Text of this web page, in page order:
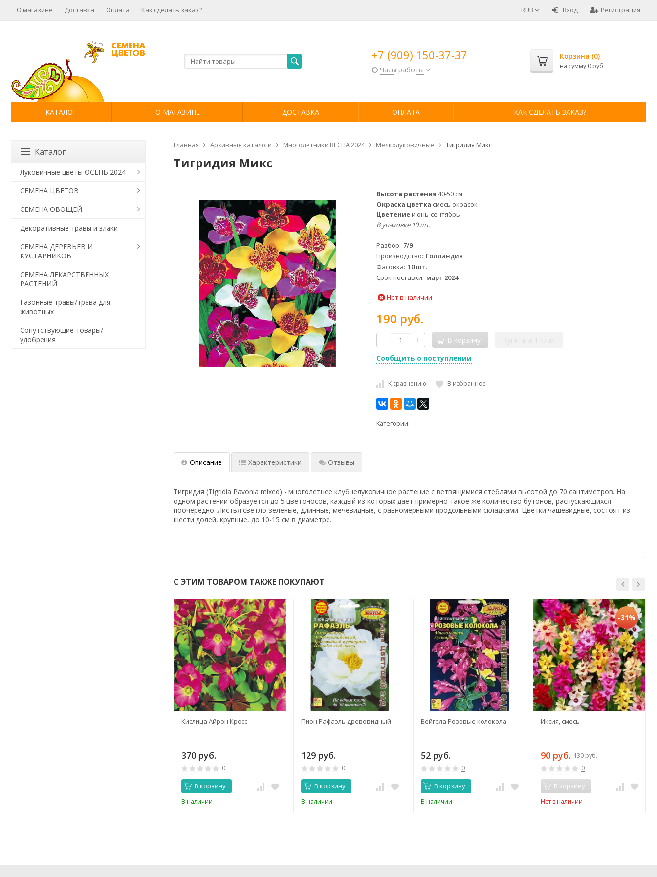
RUB Вход Регистрация
О магазине Доставка Оплата Как сделать заказ?
+7 (909) 150-37-37
Часы работы
Корзина (0)
на сумму 0 руб.
КАТАЛОГ О МАГАЗИНЕ ДОСТАВКА ОПЛАТА КАК СДЕЛАТЬ ЗАКАЗ?
Главная Архивные каталоги Многолетники ВЕСНА 2024 Мелколуковичные Тигридия Микс
Тигридия Микс
Высота растения 40-50 см
Окраска цветка смесь окрасок
Цветениеиюнь-сентябрь
В упаковке 10 шт.
Разбор 7/9
Производство Голландия
Фасовка 10 шт.
Срок поставки март 2024
Нет в наличии
190 руб.
- + В корзину
Сообщить о поступлении
К сравнению В избранное
Категории:
Описание Характеристики Отзывы
Тигридия (Tigridia Pavonia mixed) - многолетнее клубнелуковичное растение с ветвящимися стеблями высотой до 70 сантиметров. На
одном растении образуется до 5 цветоносов, каждый из которых дает примерно такое же количество бутонов, распускающихся
поочередно. Листья светло-зеленые, длинные, мечевидные, с равномерными продольными складками. Цветки чашевидные, состоят из
шести долей, крупные, до 10-15 см в диаметре.
С ЭТИМ ТОВАРОМ ТАКЖЕ ПОКУПАЮТ
Кислица Айрон Кросс
370 руб.
0
В корзину
В наличии
Пион Рафаэль древовидный
129 руб.
0
В корзину
В наличии
Вейгела Розовые колокола
52 руб.
0
В корзину
В наличии
-31%
Иксия, смесь
90 руб. 130 руб.
0
В корзину
Нет в наличии
Каталог
Луковичные цветы ОСЕНЬ 2024
СЕМЕНА ЦВЕТОВ
СЕМЕНА ОВОЩЕЙ
Декоративные травы и злаки
СЕМЕНА ДЕРЕВЬЕВ И
КУСТАРНИКОВ
СЕМЕНА ЛЕКАРСТВЕННЫХ
РАСТЕНИЙ
Газонные травы/трава для
животных
Сопутствующие товары/
удобрения